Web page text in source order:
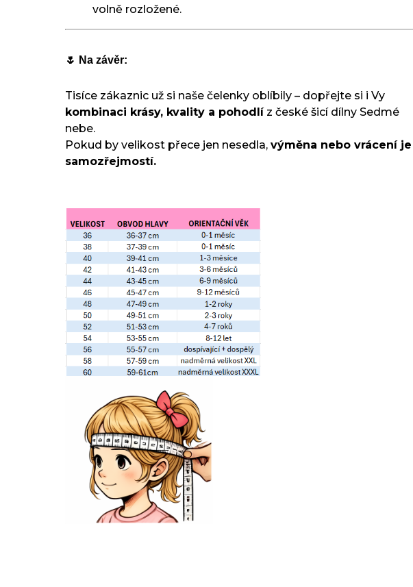
volně rozložené.
🌷 Na závěr:
Tisíce zákaznic už si naše čelenky oblíbily – dopřejte si i Vy
kombinaci krásy, kvality a pohodlíz české šicí dílny Sedmé
nebe.
Pokud by velikost přece jen nesedla,výměna nebo vrácení je
samozřejmostí.